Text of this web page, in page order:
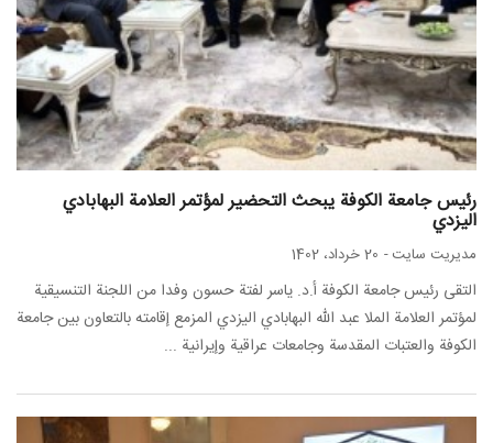
رئيس جامعة الكوفة يبحث التحضير لمؤتمر العلامة البهابادي
اليزدي
مدیریت سایت- 20 خرداد، 1402
التقى رئيس جامعة الكوفة أ.د. ياسر لفتة حسون وفدا من اللجنة التنسيقية
لمؤتمر العلامة الملا عبد الله البهابادي اليزدي المزمع إقامته بالتعاون بين جامعة
الكوفة والعتبات المقدسة وجامعات عراقية وإيرانية ...